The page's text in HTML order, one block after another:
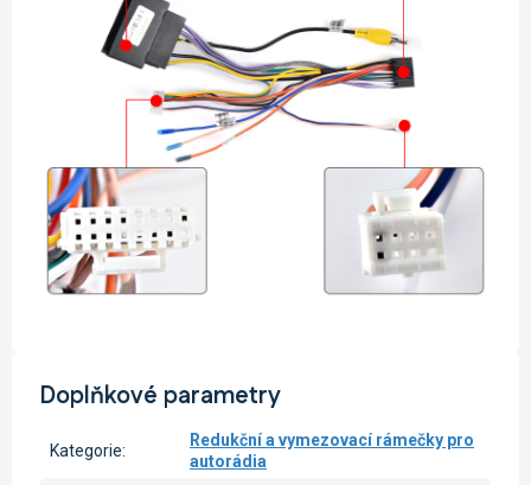
Doplňkové parametry
Kategorie:
Redukční a vymezovací rámečky pro
autorádia